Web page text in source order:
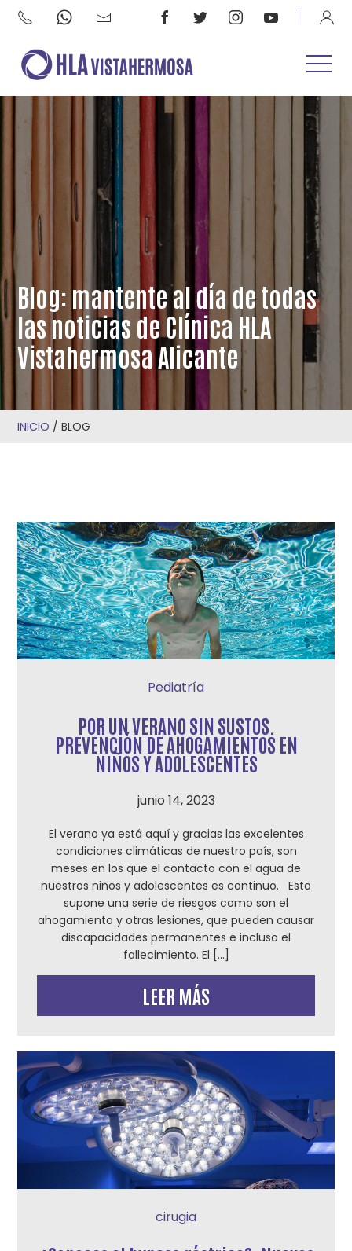
Blog: mantente al día de todas
las noticias de Clínica HLA
Vistahermosa Alicante
INICIO /BLOG
Pediatría
POR UN VERANO SIN SUSTOS.
PREVENCIÓN DE AHOGAMIENTOS EN
NIÑOS Y ADOLESCENTES
junio 14, 2023
El verano ya está aquí y gracias las excelentes
condiciones climáticas de nuestro país, son
meses en los que el contacto con el agua de
nuestros niños y adolescentes es continuo. Esto
supone una serie de riesgos como son el
ahogamiento y otras lesiones, que pueden causar
discapacidades permanentes e incluso el
fallecimiento. El […]
LEER MÁS
cirugia